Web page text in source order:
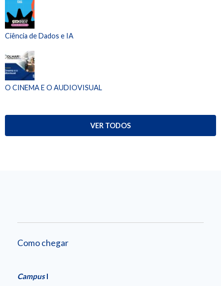
Ciência de Dados e IA
O CINEMA E O AUDIOVISUAL
VER TODOS
Como chegar
CampusI